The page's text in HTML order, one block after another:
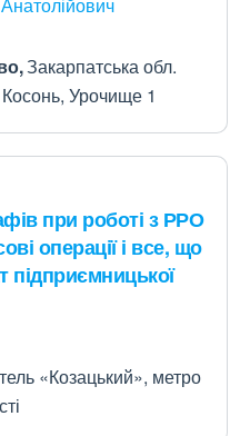
Закарпатська обл.
Косонь, Урочище 1
при роботі з РРО
операції і все, що
підприємницької
«Козацький», метро